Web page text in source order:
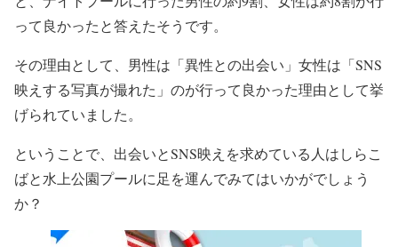
って良かったと答えたそうです。
その理由として、男性は「異性との出会い」女性は「SNS
映えする写真が撮れた」のが行って良かった理由として挙
げられていました。
ということで、出会いとSNS映えを求めている人はしらこ
ばと水上公園プールに足を運んでみてはいかがでしょう
か？